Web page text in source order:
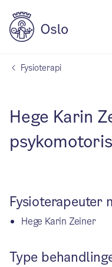
Fysioterapi
Hege Karin
Fysioterapeuter
Hege Karin Zeiner
Type